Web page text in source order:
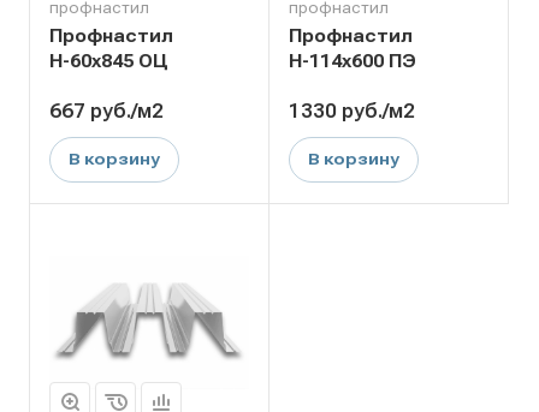
профнастил
Профнастил
Н-60х845 ОЦ
667 руб./м2
В корзину
профнастил
Профнастил
Н-114х600 ПЭ
1330 руб./м2
В корзину